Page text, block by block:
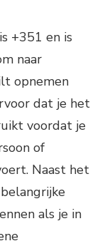
+351 en is
naar
opnemen
dat je het
voordat je
of
Naast het
als je in